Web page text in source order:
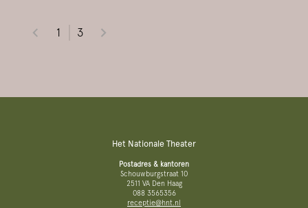
1 3
Het Nationale Theater
Postadres & kantoren
Schouwburgstraat 10
2511 VA Den Haag
088 3565356
receptie@hnt.nl